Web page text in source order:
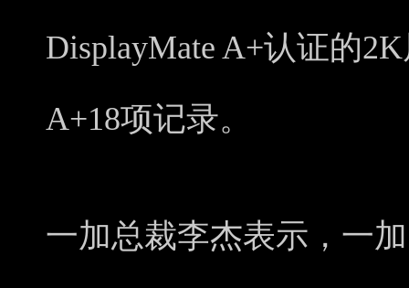
DisplayMate A+认证的
A+18项记录。
一加总裁李杰表示，一